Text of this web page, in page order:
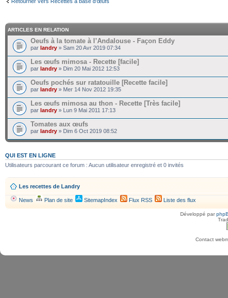
ARTICLES EN RELATION
Oeufs à la tomate à l’Andalouse - Façon Eddy
par landry » Sam 20 Avr 2019 07:34
Les œufs mimosa - Recette [facile]
par landry » Dim 20 Mai 2012 12:53
Oeufs pochés sur ratatouille [Recette facile]
par landry » Mer 14 Nov 2012 19:35
Les œufs mimosa au thon - Recette [Très facile]
par landry » Lun 9 Mai 2011 17:13
Tomates aux œufs
par landry » Dim 6 Oct 2019 08:52
QUI EST EN LIGNE
Utilisateurs parcourant ce forum : Aucun utilisateur enregistré et 0 invités
Les recettes de Landry
News Plan de site SitemapIndex Flux RSS Liste des flux
Développé par
Contact